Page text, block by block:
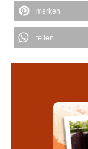
merken
teilen